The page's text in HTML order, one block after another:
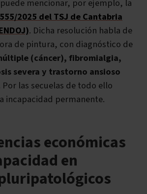
puede mencionar, por ejemplo, la
2025 del TSJ de Cantabria
. Dicha resolución habla de
de pintura, con diagnóstico de
(cáncer), fibromialgia,
severa y trastorno ansioso
Por las secuelas de todo ello
incapacidad permanente.
económicas
en